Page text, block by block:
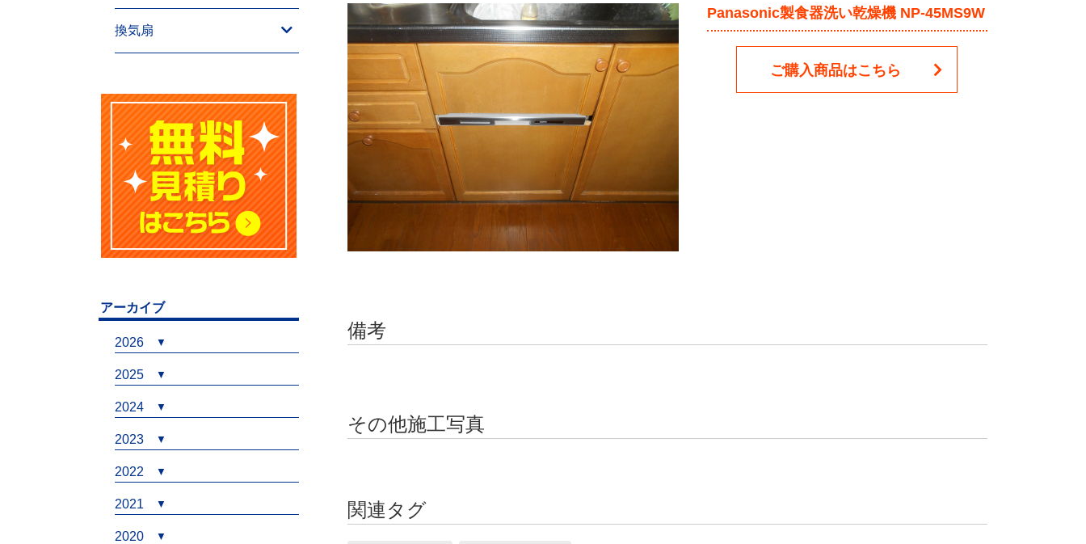
Panasonic製食器洗い乾燥機 NP-45MS9W
ご購入商品はこちら
備考
その他施工写真
関連タグ
換気扇
アーカイブ
2026
2025
2024
2023
2022
2021
2020